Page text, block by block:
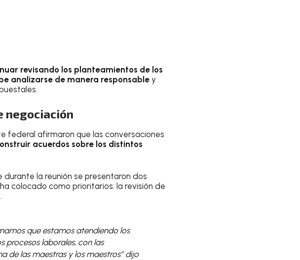
revisando los planteamientos de los
analizarse de manera responsabley
negociación
federal afirmaron que las conversaciones
acuerdos sobre los distintos
la reunión se presentaron dos
colocado como prioritarios: la revisión de
.
que estamos atendiendo los
procesos laborales, con las
de las maestras y los maestros” dijo